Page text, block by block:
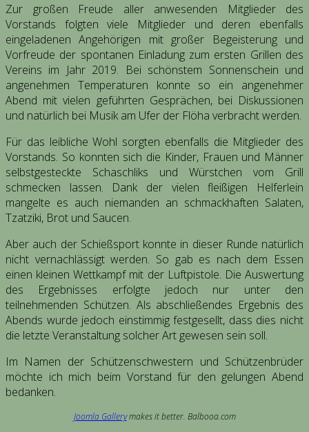
Zur großen Freude aller anwesenden Mitglieder des
Vorstands folgten viele Mitglieder und deren ebenfalls
eingeladenen Angehörigen mit großer Begeisterung und
Vorfreude der spontanen Einladung zum ersten Grillen des
Vereins im Jahr 2019. Bei schönstem Sonnenschein und
angenehmen Temperaturen konnte so ein angenehmer
Abend mit vielen geführten Gesprächen, bei Diskussionen
und natürlich bei Musik am Ufer der Flöha verbracht werden.
Für das leibliche Wohl sorgten ebenfalls die Mitglieder des
Vorstands. So konnten sich die Kinder, Frauen und Männer
selbstgesteckte Schaschliks und Würstchen vom Grill
schmecken lassen. Dank der vielen fleißigen Helferlein
mangelte es auch niemanden an schmackhaften Salaten,
Tzatziki, Brot und Saucen.
Aber auch der Schießsport konnte in dieser Runde natürlich
nicht vernachlässigt werden. So gab es nach dem Essen
einen kleinen Wettkampf mit der Luftpistole. Die Auswertung
des Ergebnisses erfolgte jedoch nur unter den
teilnehmenden Schützen. Als abschließendes Ergebnis des
Abends wurde jedoch einstimmig festgesellt, dass dies nicht
die letzte Veranstaltung solcher Art gewesen sein soll.
Im Namen der Schützenschwestern und Schützenbrüder
möchte ich mich beim Vorstand für den gelungen Abend
bedanken.
Joomla Gallerymakes it better. Balbooa.com